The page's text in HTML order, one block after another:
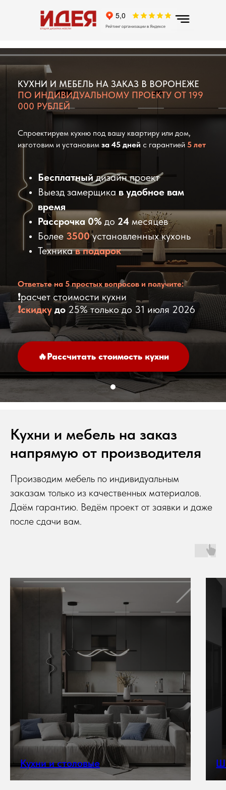
КУХНИ И МЕБЕЛЬ НА ЗАКАЗ В ВОРОНЕЖЕ
ПО ИНДИВИДУАЛЬНОМУ ПРОЕКТУ ОТ 199
000 РУБЛЕЙ
Спроектируем кухню под вашу квартиру или дом,
изготовим и установим за 45 дней с гарантией 5 лет
Бесплатныйдизайн проект
Выезд замерщикав удобное вам
время
Рассрочка 0% до 24 месяцев
Более 3500установленных кухонь
Техникав подарок
Ответьте на 5 простых вопросов и получите:
❗расчет стоимости кухни
❗скидкудо 25% только до 31 июля 2026
🔥Рассчитать стоимость кухни
Кухни и мебель на заказ
напрямую от производителя
Производим мебель по индивидуальным
заказам только из качественных материалов.
Даём гарантию. Ведём проект от заявки и даже
после сдачи вам.
Кухни и столовые